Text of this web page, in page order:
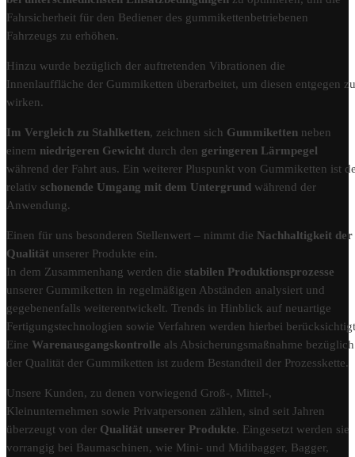
Fahrsicherheit für den Bediener des gummikettenbetriebenen
Fahrzeugs zu erhöhen.
Hinzu wurde bezüglich der auftretenden Vibrationen die
Innenlauffläche der Gummiketten überarbeitet, um diesen entgegen zu
wirken.
Im Vergleich zu Stahlketten, zeichnen sich Gummiketten neben
einem niedrigeren Gewicht durch den geringeren Lärmpegel
während der Fahrt aus. Ein weiterer Pluspunkt von Gummiketten ist
relativ schonende Umgang mit dem Untergrund während der
Anwendung.
Einen für uns besonderen Stellenwert – nimmt die Nachhaltigkeit der
Qualität unserer Produkte ein.
In dem Zusammenhang werden die stabilen Produktionsprozesse
unserer Gummiketten in regelmäßigen Abständen analysiert und
gegebenenfalls weiterentwickelt. Trends in Hinblick auf neuartige
Fertigungstechnologien sowie Verfahren werden hierbei
Eine Warenausgangskontrolle als Absicherungsmaßnahme bezüglich
der Qualität der Gummiketten ist zudem Bestandteil der Prozesskette.
Unsere Kunden, zu denen vorwiegend Groß-, Mittel-,
Kleinunternehmen sowie Privatpersonen zählen, sind seit Jahren
überzeugt von der Qualität unserer Produkte. Eingesetzt werden sie
vorrangig bei Baumaschinen, wie Mini- und Midibagger, Bagger,